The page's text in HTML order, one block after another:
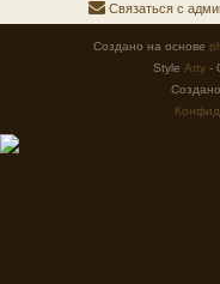
Связаться с
Создано на основе
Style Arty -
Создано